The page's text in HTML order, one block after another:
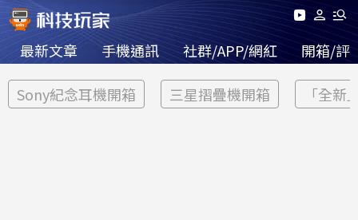
最新文章 手機通訊 社群/APP/網紅 開箱/評
Sony紀念耳機開箱 三星摺疊機開箱 「全新